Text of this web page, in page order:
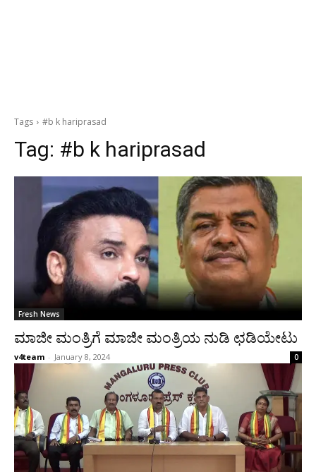
Tags #b k hariprasad
Tag: #b k hariprasad
Fresh News
ಮಾಜೀ ಮಂತ್ರಿಗೆ ಮಾಜೀ ಮಂತ್ರಿಯ ನುಡಿ ಛಡಿಯೇಟು
v4team - January 8, 2024 0